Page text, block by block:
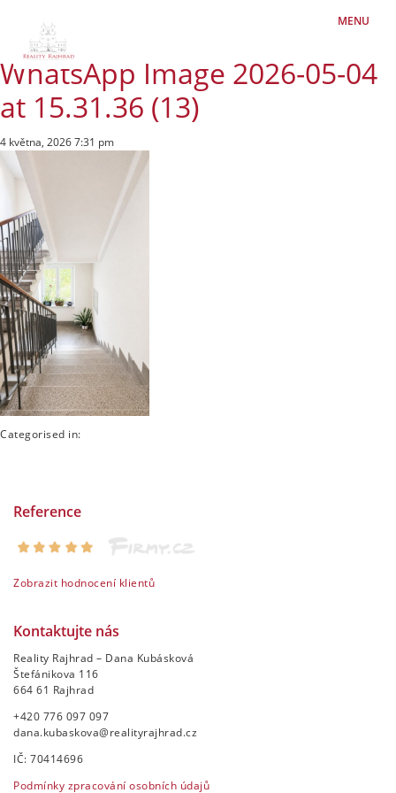
MENU
WhatsApp Image 2026-05-04
at 15.31.36 (13)
4 května, 2026 7:31 pm
Categorised in:
Reference
Zobrazit hodnocení klientů
Kontaktujte nás
Reality Rajhrad – Dana Kubásková
Štefánikova 116
664 61 Rajhrad
+420 776 097 097
dana.kubaskova@realityrajhrad.cz
IČ: 70414696
Podmínky zpracování osobních údajů